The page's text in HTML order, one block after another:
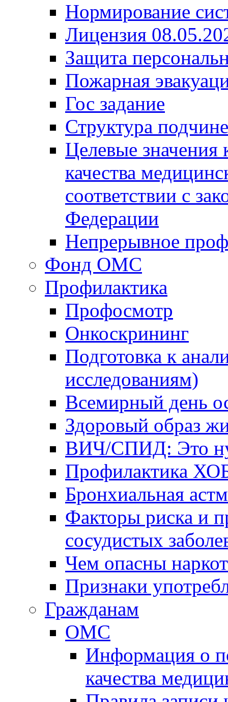
Нормирование
Лицензия
Защита
Пожарная
Гос задание
Структура
Целевые значения
качества
соответствии с
Федерации
Непрерывное
Фонд ОМС
Профилактика
Профосмотр
Онкоскрининг
Подготовка к
исследованиям)
Всемирный день
Здоровый образ
ВИЧ/СПИД: Это
Профилактика
Бронхиальная
Факторы риска и
сосудистых
Чем опасны
Признаки
Гражданам
ОМС
Информация о
качества